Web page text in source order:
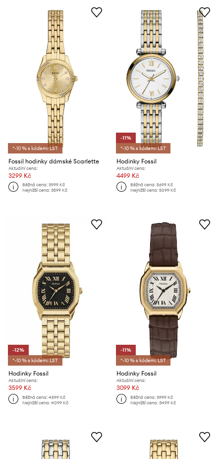
*-10 % s kódem: LST
Fossil hodinky dámské Scarlette
Aktuální cena:
3299 Kč
Běžná cena:3999 Kč
Nejnižší cena:3599 Kč
-11%
*-10 % s kódem: LST
Hodinky Fossil
Aktuální cena:
4499 Kč
Běžná cena:5699 Kč
Nejnižší cena:5099 Kč
-12%
*-10 % s kódem: LST
Hodinky Fossil
Aktuální cena:
3599 Kč
Běžná cena:4599 Kč
Nejnižší cena:4099 Kč
-11%
*-10 % s kódem: LST
Hodinky Fossil
Aktuální cena:
3099 Kč
Běžná cena:3999 Kč
Nejnižší cena:3499 Kč